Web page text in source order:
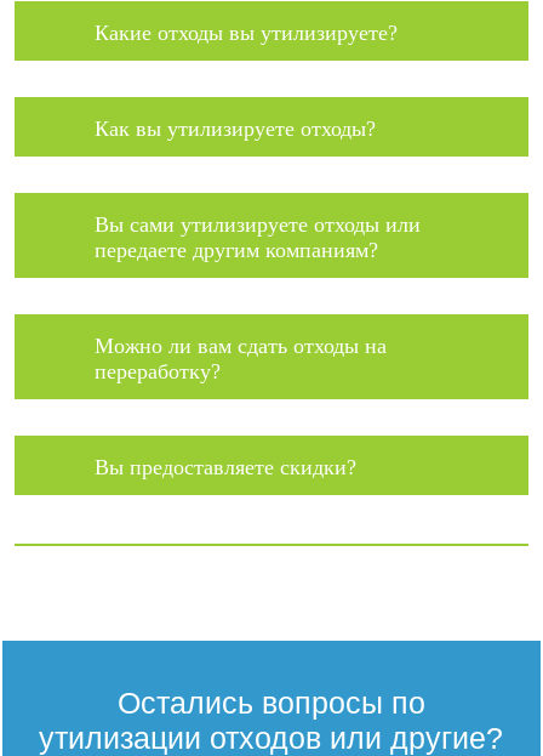
Какие отходы вы утилизируете?
Как вы утилизируете отходы?
Вы сами утилизируете отходы или
передаете другим компаниям?
Можно ли вам сдать отходы на
переработку?
Вы предоставляете скидки?
Остались вопросы по
утилизации отходов или другие?